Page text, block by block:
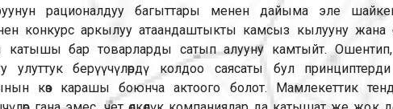
рационалдуу багыттары менен дайыма эле
конкурс аркылуу атаандаштыкты камсыз кылууну
бар товарларды сатып алууну камтыйт.
улуттук берүүчүлөрдү колдоо саясаты бул
көз карашы боюнча актоого болот. Мамлекеттик